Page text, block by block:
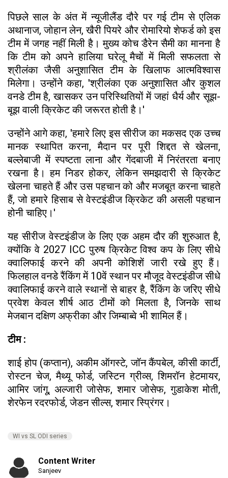
पिछले साल के अंत में न्यूजीलैंड दौरे पर गई टीम से एलिक
अथानाज, जोहान लेन, खैरी पियरे और रोमारियो शेफर्ड को इस
टीम में जगह नहीं मिली है। मुख्य कोच डैरेन सैमी का मानना ​​है
कि टीम को अपने हालिया घरेलू मैचों में मिली सफलता से
श्रीलंका जैसी अनुशासित टीम के खिलाफ आत्मविश्वास
मिलेगा। उन्होंने कहा, 'श्रीलंका एक अनुशासित और कुशल
वनडे टीम है, खासकर उन परिस्थितियों में जहां धैर्य और सूझ-
बूझ वाली क्रिकेट की जरूरत होती है।'
उन्होंने आगे कहा, 'हमारे लिए इस सीरीज का मकसद एक उच्च
मानक स्थापित करना, मैदान पर पूरी शिद्दत से खेलना,
बल्लेबाजी में स्पष्टता लाना और गेंदबाजी में निरंतरता बनाए
रखना है। हम निडर होकर, लेकिन समझदारी से क्रिकेट
खेलना चाहते हैं और उस पहचान को और मजबूत करना चाहते
हैं, जो हमारे हिसाब से वेस्टइंडीज क्रिकेट की असली पहचान
होनी चाहिए।'
यह सीरीज वेस्टइंडीज के लिए एक अहम दौर की शुरुआत है,
क्योंकि वे 2027 ICC पुरुष क्रिकेट विश्व कप के लिए सीधे
क्वालिफाई करने की अपनी कोशिशें जारी रखे हुए हैं।
फिलहाल वनडे रैंकिंग में 10वें स्थान पर मौजूद वेस्टइंडीज सीधे
क्वालिफाई करने वाले स्थानों से बाहर है, रैंकिंग के जरिए सीधे
प्रवेश केवल शीर्ष आठ टीमों को मिलता है, जिनके साथ
मेजबान दक्षिण अफ्रीका और जिम्बाब्वे भी शामिल हैं।
टीम :
शाई होप (कप्तान), अकीम ऑगस्टे, जॉन कैंपबेल, कीसी कार्टी,
रोस्टन चेज, मैथ्यू फोर्ड, जस्टिन ग्रीव्स, शिमरॉन हेटमायर,
आमिर जांगू, अल्जारी जोसेफ, शमार जोसेफ, गुडाकेश मोती,
शेरफेन रदरफोर्ड, जेडन सील्स, शमार स्प्रिंगर।
WI vs SL ODI series
Content Writer
Sanjeev